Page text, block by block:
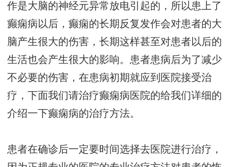
作是大脑的神经元异常放电引起的，所以患上了
癫痫病以后，癫痫的长期反复发作会对患者的大
脑产生很大的伤害，长期这样甚至对患者以后的
生活也会产生很大的影响。患者患病后为了减少
不必要的伤害，在患病初期就应到医院接受治
疗，下面我们请治疗癫痫病医院的给我们详细的
介绍一下癫痫病的治疗方法。
患者在确诊后一定要时间选择去医院进行治疗，